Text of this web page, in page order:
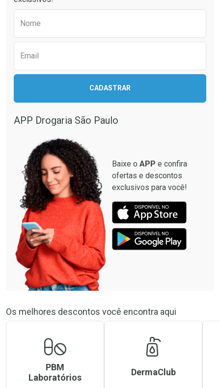
Comprar sem Desconto
Comprar sem Desconto
Nome
Email
CADASTRAR
APP Drogaria São Paulo
Baixe o APP e confira
ofertas e descontos
exclusivos para você!
Os melhores descontos você encontra aqui
PBM
Laboratórios
DermaClub